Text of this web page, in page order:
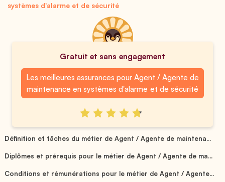
systèmes d'alarme et de sécurité
Gratuit et sans engagement
Les meilleures assurances pour Agent / Agente de
maintenance en systèmes d'alarme et de sécurité
Définition et tâches du métier de Agent / Agente de maintena...
Diplômes et prérequis pour le métier de Agent / Agente de ma...
Conditions et rémunérations pour le métier de Agent / Agente...